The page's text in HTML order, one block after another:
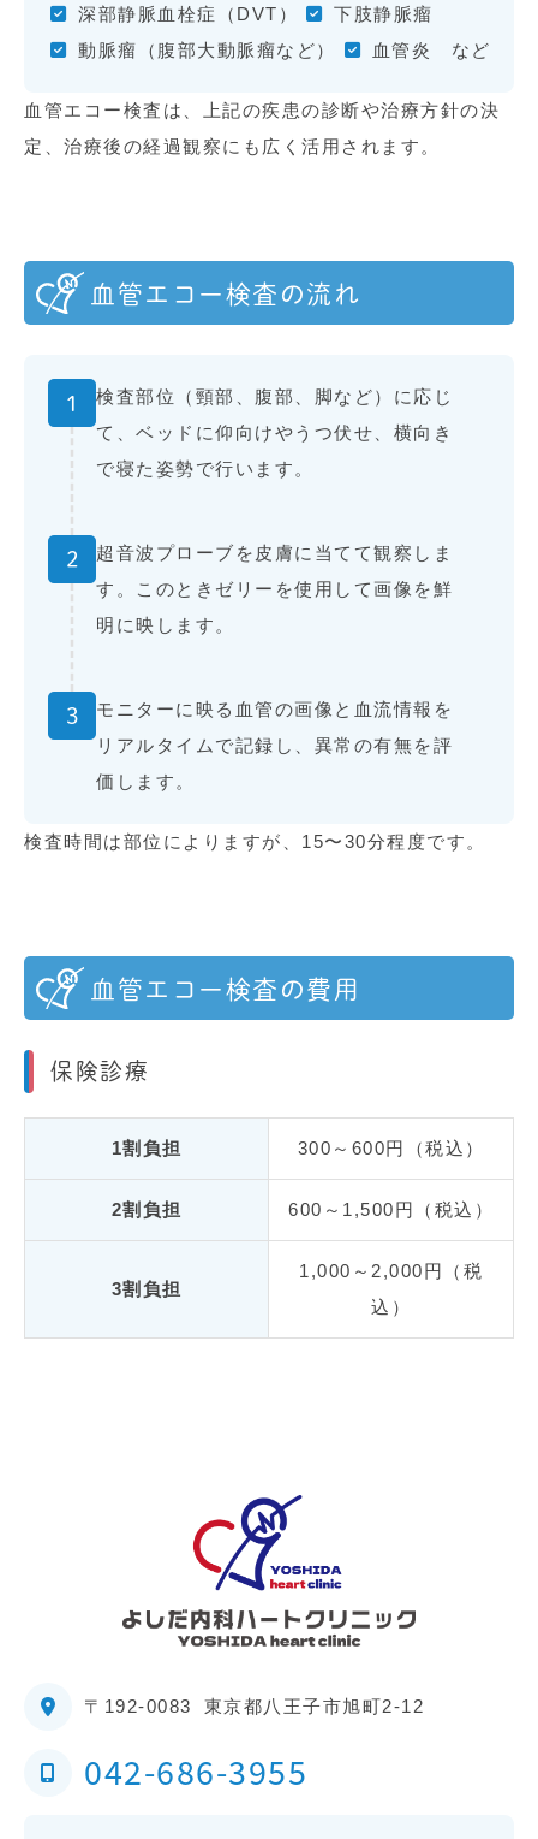
深部静脈血栓症（DVT）
下肢静脈瘤
動脈瘤（腹部大動脈瘤など）
血管炎 など
血管エコー検査は、上記の疾患の診断や治療方針の決
定、治療後の経過観察にも広く活用されます。
血管エコー検査の流れ
1
検査部位（頸部、腹部、脚など）に応じ
て、ベッドに仰向けやうつ伏せ、横向き
で寝た姿勢で行います。
2
超音波プローブを皮膚に当てて観察しま
す。このときゼリーを使用して画像を鮮
明に映します。
3
モニターに映る血管の画像と血流情報を
リアルタイムで記録し、異常の有無を評
価します。
検査時間は部位によりますが、15〜30分程度です。
血管エコー検査の費用
保険診療
1割負担 300～600円（税込）
2割負担 600～1,500円（税込）
3割負担
1,000～2,000円（税
込）
〒192-0083 東京都八王子市旭町2-12
042-686-3955